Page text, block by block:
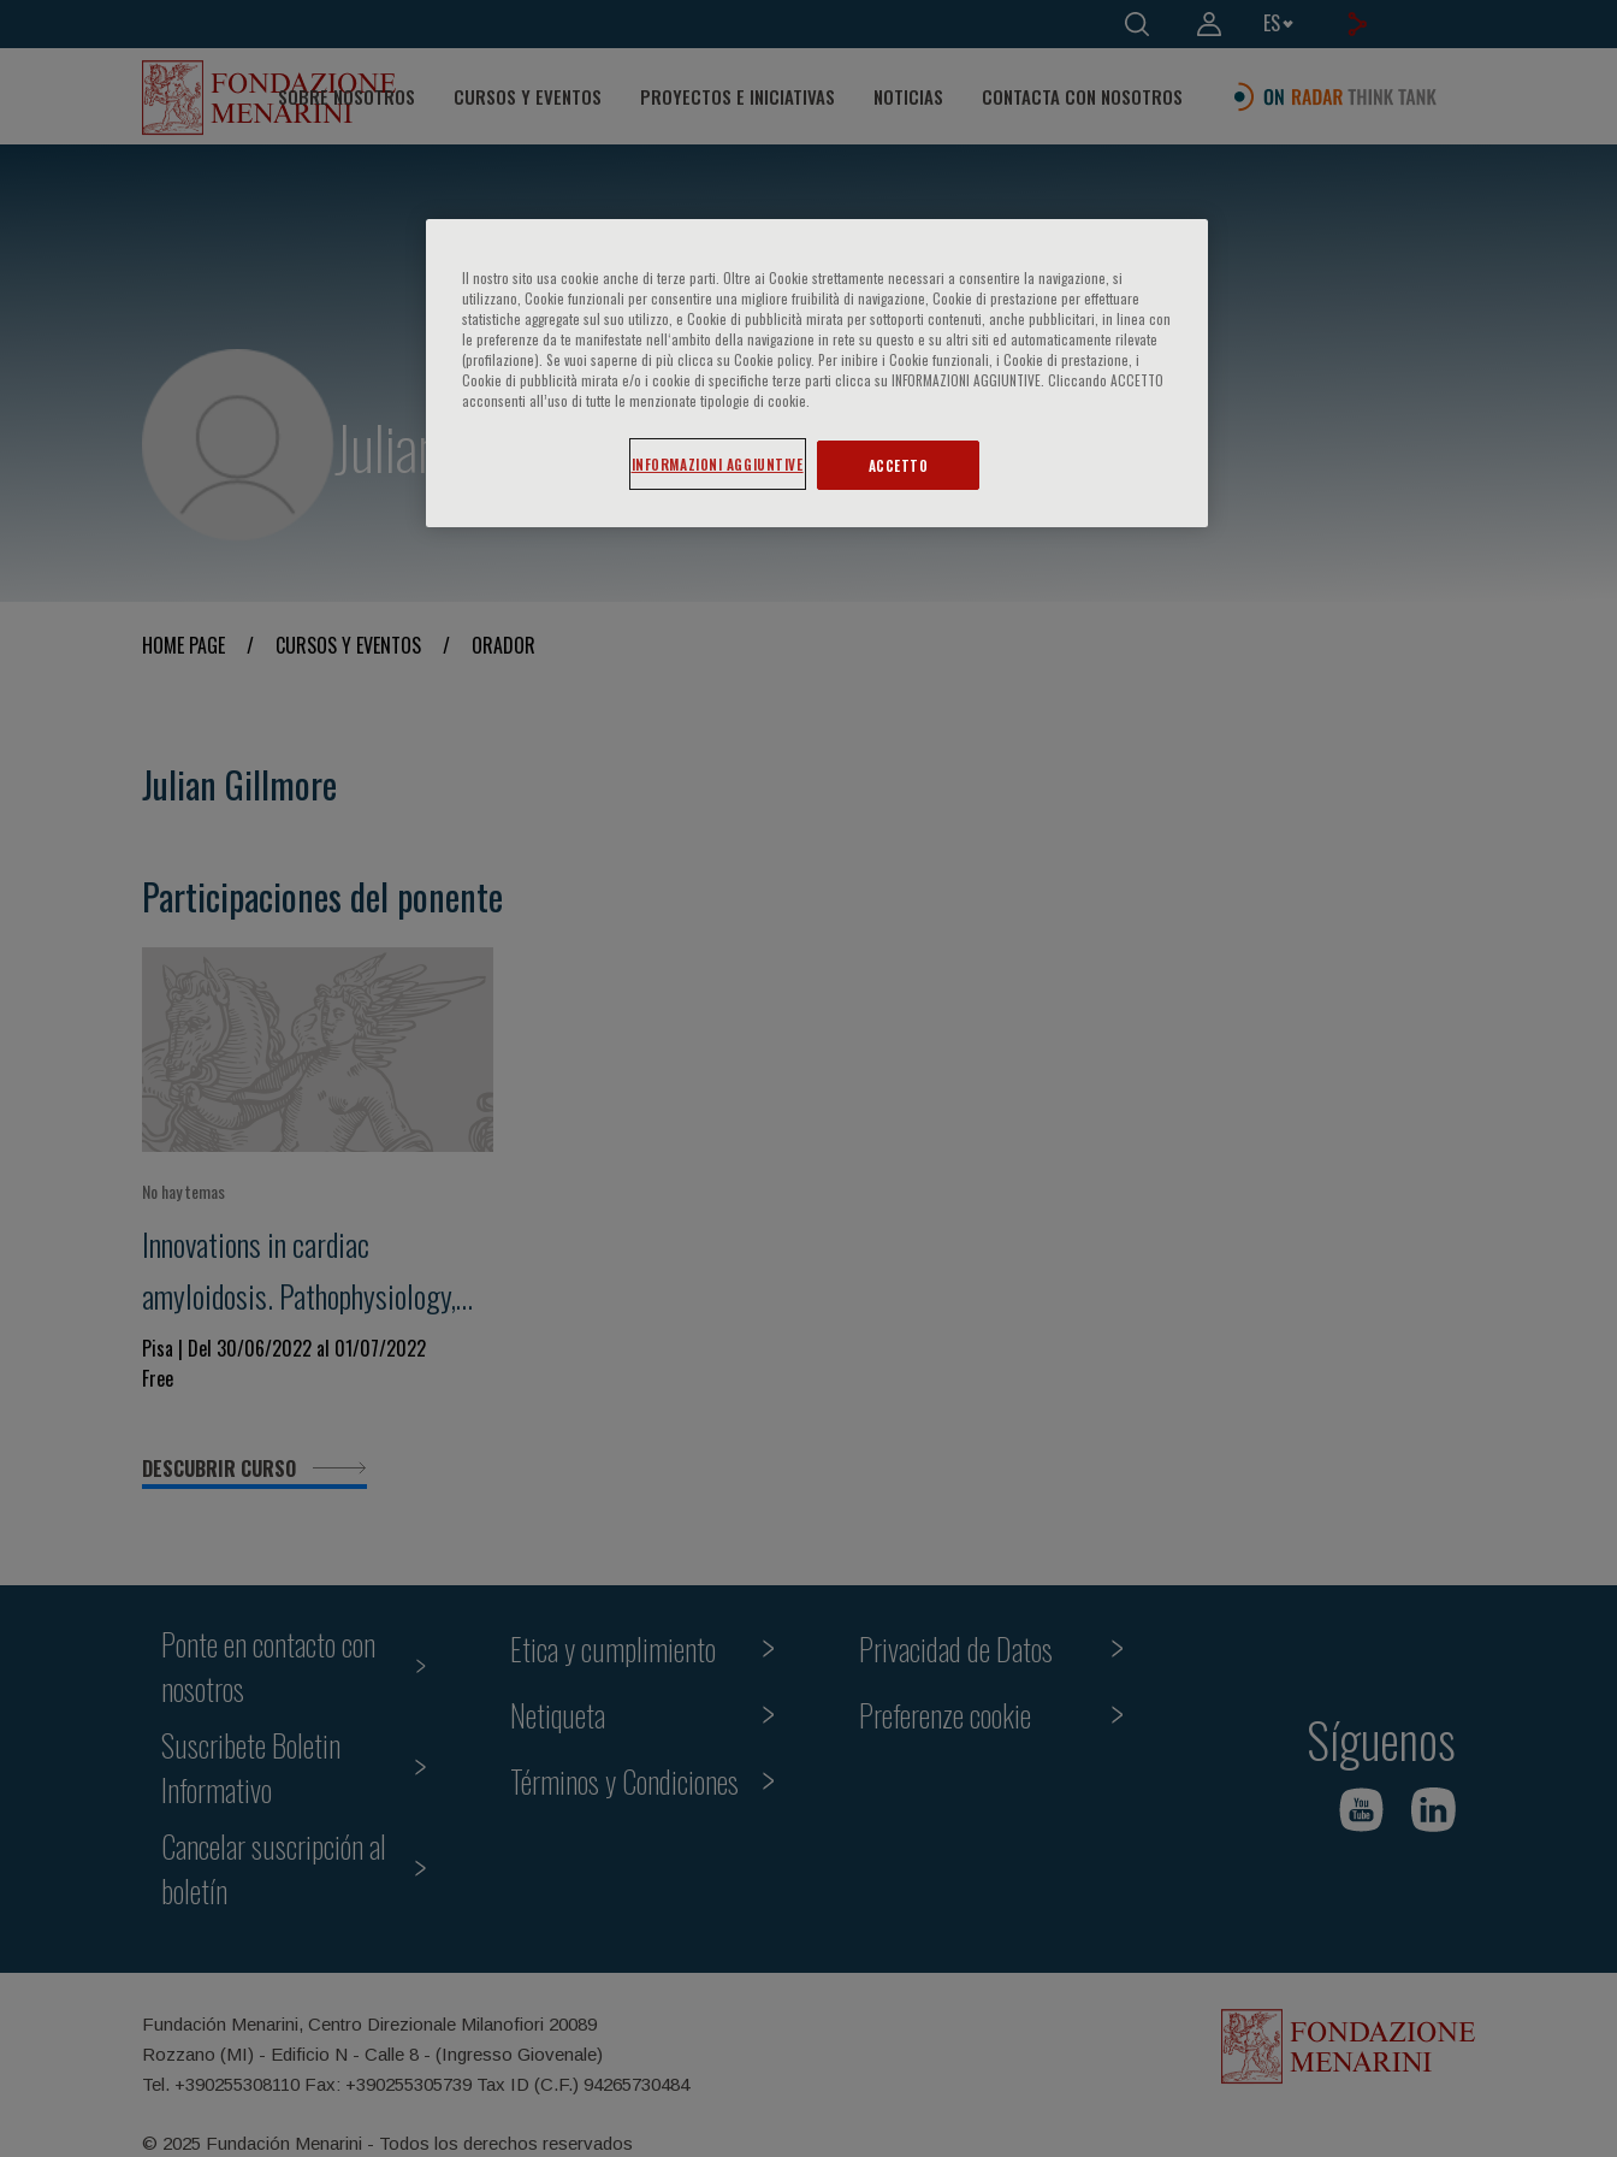
ES
SOBRE NOSOTROS CURSOS Y EVENTOS PROYECTOS E INICIATIVAS NOTICIAS CONTACTA CON NOSOTROS
Julian Gillmore
HOME PAGE / CURSOS Y EVENTOS / ORADOR
Julian Gillmore
Participaciones del ponente
No hay temas
Innovations in cardiac
amyloidosis. Pathophysiology,
diagnosis and treatment. Pisa
Amyloid 2022
Pisa | Del 30/06/2022 al 01/07/2022
Free
DESCUBRIR CURSO
Ponte en contacto con
nosotros
Suscribete Boletin
Informativo
Cancelar suscripción al
boletín
Etica y cumplimiento
Netiqueta
Términos y Condiciones
Privacidad de Datos
Preferenze cookie
Síguenos
Fundación Menarini, Centro Direzionale Milanofiori 20089
Rozzano (MI) - Edificio N - Calle 8 - (Ingresso Giovenale)
Tel. +390255308110 Fax: +390255305739 Tax ID (C.F.) 94265730484
© 2025 Fundación Menarini - Todos los derechos reservados
Il nostro sito usa cookie anche di terze parti. Oltre ai Cookie strettamente necessari a consentire la navigazione, si
utilizzano, Cookie funzionali per consentire una migliore fruibilità di navigazione, Cookie di prestazione per effettuare
statistiche aggregate sul suo utilizzo, e Cookie di pubblicità mirata per sottoporti contenuti, anche pubblicitari, in linea con
le preferenze da te manifestate nell‘ambito della navigazione in rete su questo e su altri siti ed automaticamente rilevate
(profilazione). Se vuoi saperne di più clicca su Cookie policy. Per inibire i Cookie funzionali, i Cookie di prestazione, i
Cookie di pubblicità mirata e/o i cookie di specifiche terze parti clicca su INFORMAZIONI AGGIUNTIVE. Cliccando ACCETTO
acconsenti all’uso di tutte le menzionate tipologie di cookie.
INFORMAZIONI AGGIUNTIVE ACCETTO